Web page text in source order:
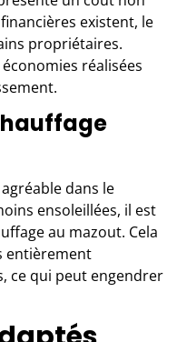
existent, le
propriétaires.
réalisées
dans le
ensoleillées, il est
au mazout. Cela
entièrement
ce qui peut engendrer